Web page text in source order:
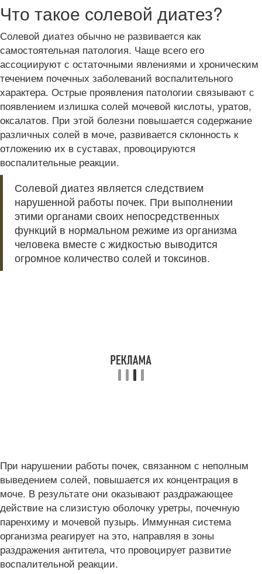
Что такое солевой диатез?
Солевой диатез обычно не развивается как
самостоятельная патология. Чаще всего его
ассоциируют с остаточными явлениями и хроническим
течением почечных заболеваний воспалительного
характера. Острые проявления патологии связывают с
появлением излишка солей мочевой кислоты, уратов,
оксалатов. При этой болезни повышается содержание
различных солей в моче, развивается склонность к
отложению их в суставах, провоцируются
воспалительные реакции.
Солевой диатез является следствием
нарушенной работы почек. При выполнении
этими органами своих непосредственных
функций в нормальном режиме из организма
человека вместе с жидкостью выводится
огромное количество солей и токсинов.
При нарушении работы почек, связанном с неполным
выведением солей, повышается их концентрация в
моче. В результате они оказывают раздражающее
действие на слизистую оболочку уретры, почечную
паренхиму и мочевой пузырь. Иммунная система
организма реагирует на это, направляя в зоны
раздражения антитела, что провоцирует развитие
воспалительной реакции.